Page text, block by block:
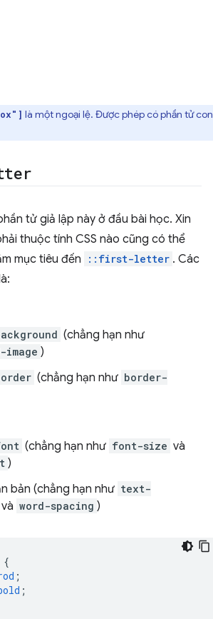
là một ngoại lệ. Được phép có phần tử
tử giả lập này ở đầu bài học. Xin
thuộc tính CSS nào cũng có thể
mục tiêu đến
::first-letter . Các
(chẳng hạn như
image )
(chẳng hạn như border-
(chẳng hạn như font-size và
)
bản (chẳng hạn như text-
và word-spacing )
{
;
;